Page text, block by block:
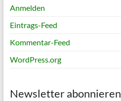
Anmelden
Eintrags-Feed
Kommentar-Feed
WordPress.org
Newsletter abonnieren